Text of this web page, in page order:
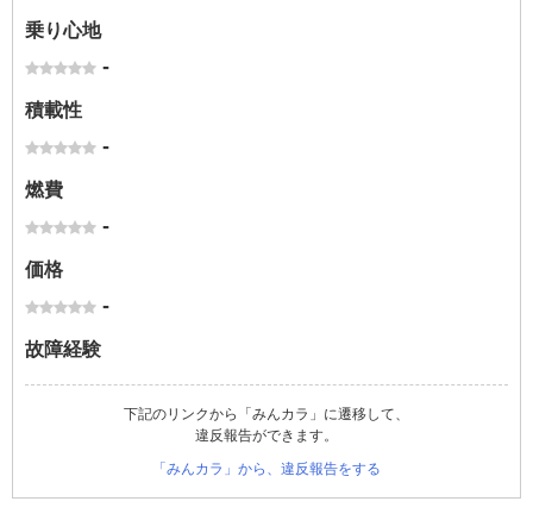
乗り心地
-
積載性
-
燃費
-
価格
-
故障経験
下記のリンクから「みんカラ」に遷移して、
違反報告ができます。
「みんカラ」から、違反報告をする